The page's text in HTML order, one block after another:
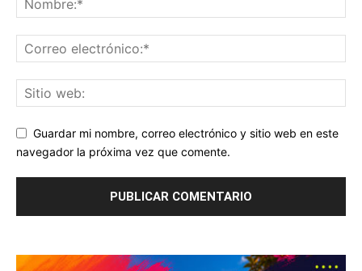
Guardar mi nombre, correo electrónico y sitio web en este
navegador la próxima vez que comente.